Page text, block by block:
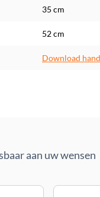
35 cm
52 cm
Download
aan uw wensen